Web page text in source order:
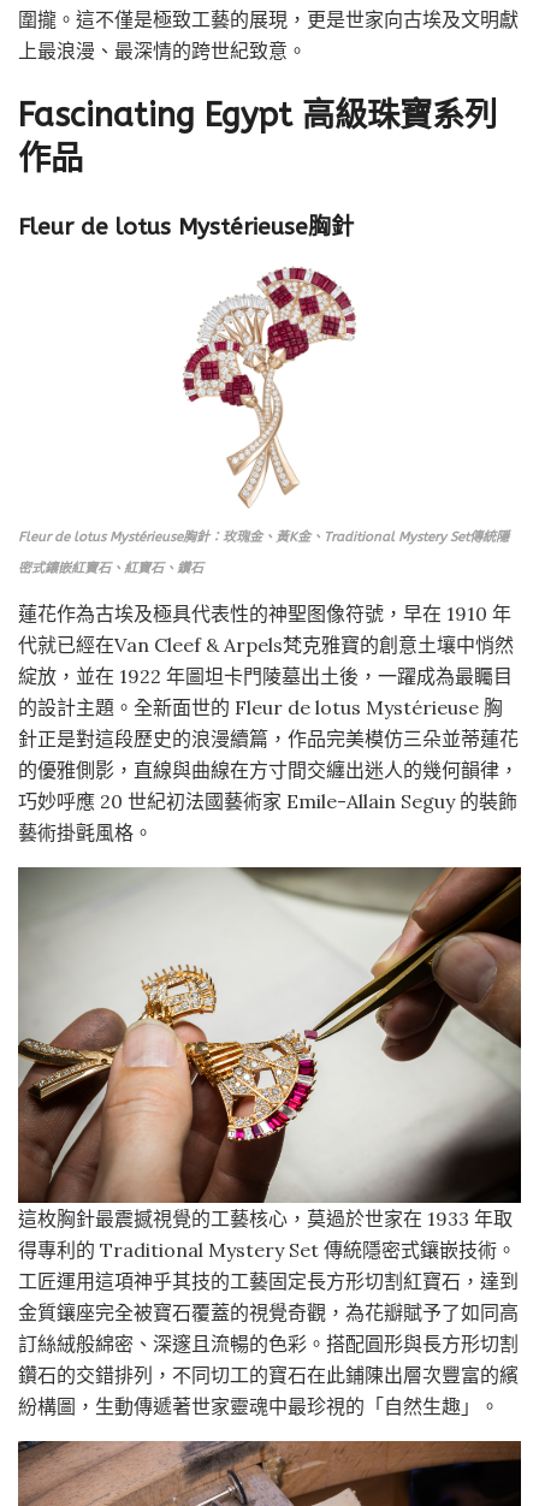
圍攏。這不僅是極致工藝的展現，更是世家向古埃及文明獻
上最浪漫、最深情的跨世紀致意。
Fascinating Egypt 高級珠寶系列
作品
Fleur de lotus Mystérieuse胸針
Fleur de lotus Mystérieuse胸針：玫瑰金、黃K金、Traditional Mystery Set傳統隱
密式鑲嵌紅寶石、紅寶石、鑽石
蓮花作為古埃及極具代表性的神聖图像符號，早在 1910 年
代就已經在Van Cleef & Arpels梵克雅寶的創意土壤中悄然
綻放，並在 1922 年圖坦卡門陵墓出土後，一躍成為最矚目
的設計主題。全新面世的 Fleur de lotus Mystérieuse 胸
針正是對這段歷史的浪漫續篇，作品完美模仿三朵並蒂蓮花
的優雅側影，直線與曲線在方寸間交纏出迷人的幾何韻律，
巧妙呼應 20 世紀初法國藝術家 Emile-Allain Seguy 的裝飾
藝術掛氈風格。
這枚胸針最震撼視覺的工藝核心，莫過於世家在 1933 年取
得專利的 Traditional Mystery Set 傳統隱密式鑲嵌技術。
工匠運用這項神乎其技的工藝固定長方形切割紅寶石，達到
金質鑲座完全被寶石覆蓋的視覺奇觀，為花瓣賦予了如同高
訂絲絨般綿密、深邃且流暢的色彩。搭配圓形與長方形切割
鑽石的交錯排列，不同切工的寶石在此鋪陳出層次豐富的繽
紛構圖，生動傳遞著世家靈魂中最珍視的「自然生趣」。